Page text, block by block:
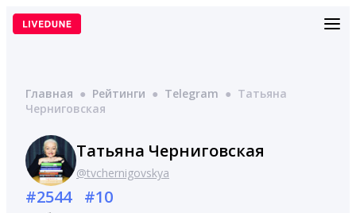
Перейти
Главная ● Рейтинги ● Telegram ● Татьяна
Черниговская
Татьяна Черниговская
@tvchernigovskya
#2544 #10